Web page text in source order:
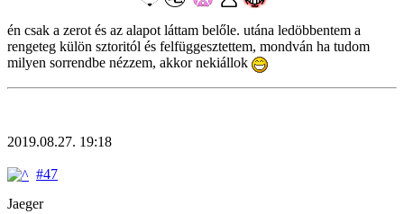
én csak a zerot és az alapot láttam belőle. utána ledöbbentem a
rengeteg külön sztoritól és felfüggesztettem, mondván ha tudom
milyen sorrendbe nézzem, akkor nekiállok
2019.08.27. 19:18
#47
Jaeger